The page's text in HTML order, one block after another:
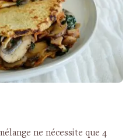
ne nécessite que 4